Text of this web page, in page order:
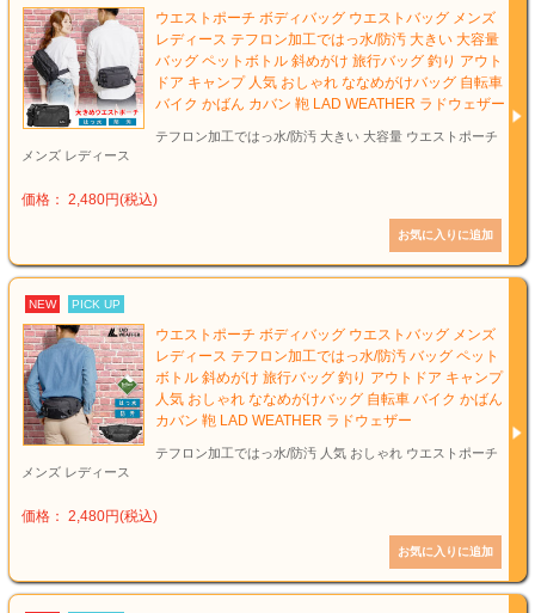
ウエストポーチ ボディバッグ ウエストバッグ メンズ
レディース テフロン加工ではっ水/防汚 大きい 大容量
バッグ ペットボトル 斜めがけ 旅行バッグ 釣り アウト
ドア キャンプ 人気 おしゃれ ななめがけバッグ 自転車
バイク かばん カバン 鞄 LAD WEATHER ラドウェザー
テフロン加工ではっ水/防汚 大きい 大容量 ウエストポーチ
メンズ レディース
価格： 2,480円(税込)
NEW PICK UP
ウエストポーチ ボディバッグ ウエストバッグ メンズ
レディース テフロン加工ではっ水/防汚 バッグ ペット
ボトル 斜めがけ 旅行バッグ 釣り アウトドア キャンプ
人気 おしゃれ ななめがけバッグ 自転車 バイク かばん
カバン 鞄 LAD WEATHER ラドウェザー
テフロン加工ではっ水/防汚 人気 おしゃれ ウエストポーチ
メンズ レディース
価格： 2,480円(税込)